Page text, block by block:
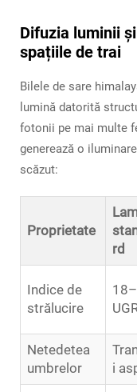
Difuzia luminii
spațiile de trai
Bilele de sare
lumină datorită
fotonii pe mai multe
generează o
scăzut:
Proprietate
rd
Indice de
strălucire
Netedetea
umbrelor
i